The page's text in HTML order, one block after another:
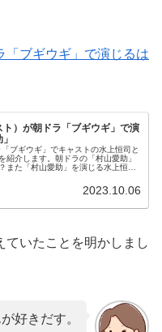
「ブギウギ」で演じるは
）が朝ドラ「ブギウギ」で演
ブギウギ」でキャストの水上恒司と
紹介します。朝ドラの「村山愛助」
また「村山愛助」を演じる水上恒司
2023.10.06
ていたことを明かしまし
好きだす。